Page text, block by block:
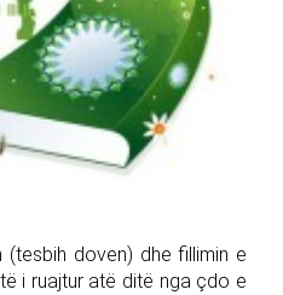
(tesbih doven) dhe fillimin e
i ruajtur atë ditë nga çdo e